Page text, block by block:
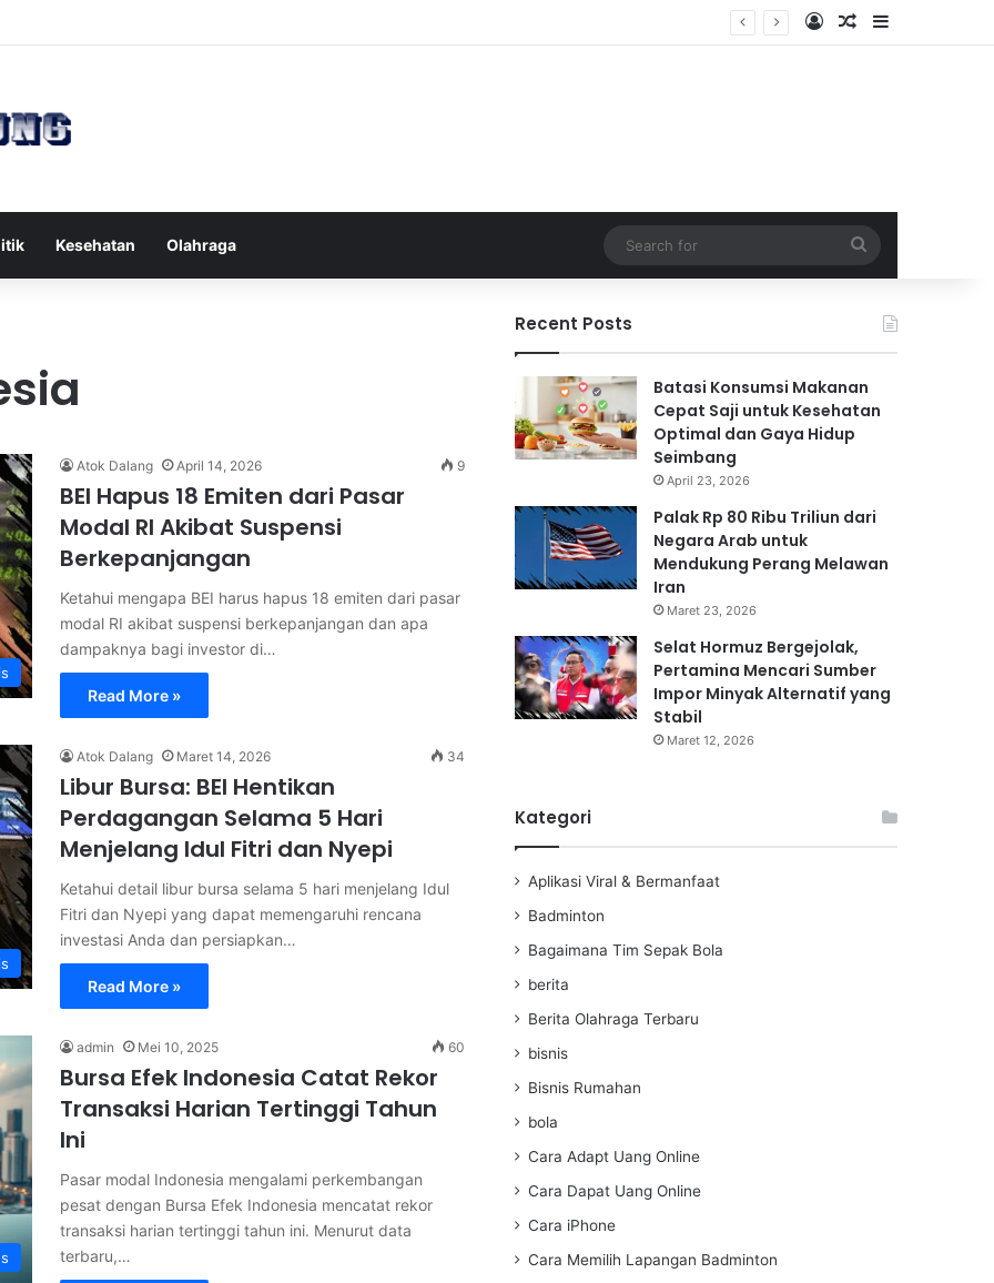
Log InRandom Article
Sidebar
Kesehatan Olahraga
for
Atok Dalang April 14, 2026 9
BEI Hapus 18 Emiten dari Pasar
Modal RI Akibat Suspensi
Berkepanjangan
Ketahui mengapa BEI harus hapus 18 emiten dari pasar
modal RI akibat suspensi berkepanjangan dan apa
dampaknya bagi investor di…
Read More »
Atok Dalang Maret 14, 2026 34
Libur Bursa: BEI Hentikan
Perdagangan Selama 5 Hari
Menjelang Idul Fitri dan Nyepi
Ketahui detail libur bursa selama 5 hari menjelang Idul
Fitri dan Nyepi yang dapat memengaruhi rencana
investasi Anda dan persiapkan…
Read More »
admin Mei 10, 2025 60
Bursa Efek Indonesia Catat Rekor
Transaksi Harian Tertinggi Tahun
Ini
Pasar modal Indonesia mengalami perkembangan
pesat dengan Bursa Efek Indonesia mencatat rekor
transaksi harian tertinggi tahun ini. Menurut data
terbaru,…
Recent Posts
Batasi Konsumsi Makanan
Cepat Saji untuk Kesehatan
Optimal dan Gaya Hidup
Seimbang
April 23, 2026
Palak Rp 80 Ribu Triliun dari
Negara Arab untuk
Mendukung Perang Melawan
Iran
Maret 23, 2026
Selat Hormuz Bergejolak,
Pertamina Mencari Sumber
Impor Minyak Alternatif yang
Stabil
Maret 12, 2026
Kategori
Aplikasi Viral & Bermanfaat
Badminton
Bagaimana Tim Sepak Bola
berita
Berita Olahraga Terbaru
bisnis
Bisnis Rumahan
bola
Cara Adapt Uang Online
Cara Dapat Uang Online
Cara iPhone
Cara Memilih Lapangan Badminton